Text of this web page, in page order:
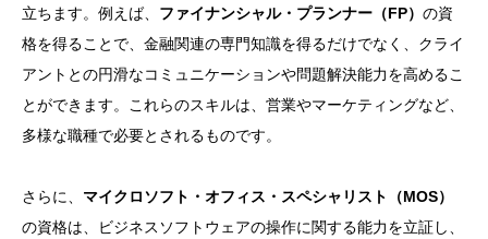
立ちます。例えば、 ファイナンシャル・プランナー（FP） の資
格を得ることで、金融関連の専門知識を得るだけでなく、クライ
アントとの円滑なコミュニケーションや問題解決能力を高めるこ
とができます。これらのスキルは、営業やマーケティングなど、
多様な職種で必要とされるものです。
さらに、 マイクロソフト・オフィス・スペシャリスト（MOS）
の資格は、ビジネスソフトウェアの操作に関する能力を立証し、